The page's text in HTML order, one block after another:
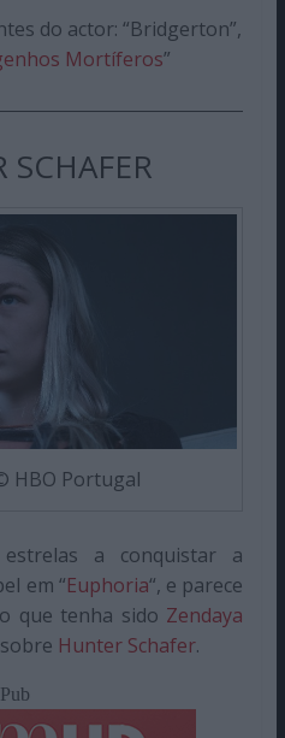
do actor: “Bridgerton”,
Mortíferos”
SCHAFER
HBO Portugal
a conquistar a
em “Euphoria“, e parece
que tenha sido Zendaya
Hunter Schafer.
Pub